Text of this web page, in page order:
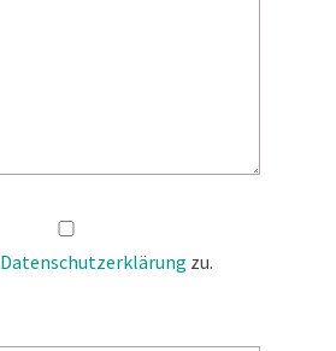
Datenschutzerklärung zu.